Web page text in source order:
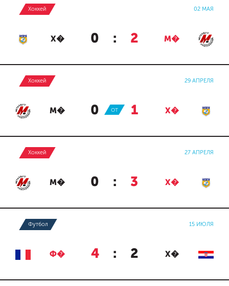
Хоккей 02 МАЯ
Х� 0 : 2 М�
Хоккей 29 АПРЕЛЯ
М� 0 : 1 Х�
ОТ
Хоккей 27 АПРЕЛЯ
М� 0 : 3 Х�
Футбол 15 ИЮЛЯ
Ф� 4 : 2 Х�